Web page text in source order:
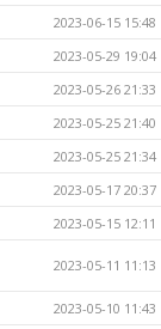
2023-06-15 15:48
2023-05-29 19:04
2023-05-26 21:33
2023-05-25 21:40
2023-05-25 21:34
2023-05-17 20:37
2023-05-15 12:11
2023-05-11 11:13
2023-05-10 11:43